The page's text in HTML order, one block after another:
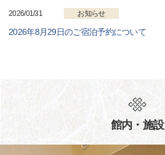
2026/01/31 お知らせ
2026年8月29日のご宿泊予約について
館内・施設